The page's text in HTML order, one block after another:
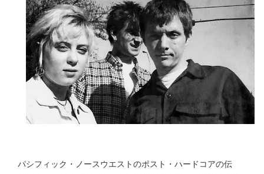
パシフィック・ノースウエストのポスト・ハードコアの伝